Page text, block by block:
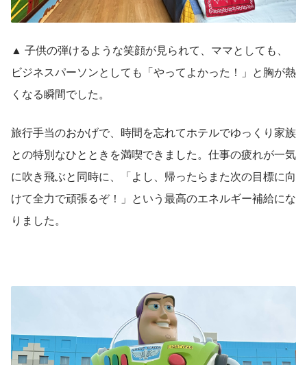
▲ 子供の弾けるような笑顔が見られて、ママとしても、
ビジネスパーソンとしても「やってよかった！」と胸が熱
くなる瞬間でした。
旅行手当のおかげで、時間を忘れてホテルでゆっくり家族
との特別なひとときを満喫できました。仕事の疲れが一気
に吹き飛ぶと同時に、「よし、帰ったらまた次の目標に向
けて全力で頑張るぞ！」という最高のエネルギー補給にな
りました。